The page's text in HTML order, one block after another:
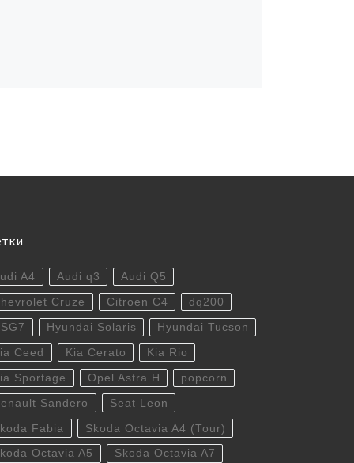
A4 Audi q3 Audi Q5
Cruze Citroen C4 dq200
Hyundai Solaris Hyundai Tucson
Ceed Kia Cerato Kia Rio
Sportage Opel Astra H popcorn
Sandero Seat Leon
Fabia Skoda Octavia A4 (Tour)
Octavia A5 Skoda Octavia A7